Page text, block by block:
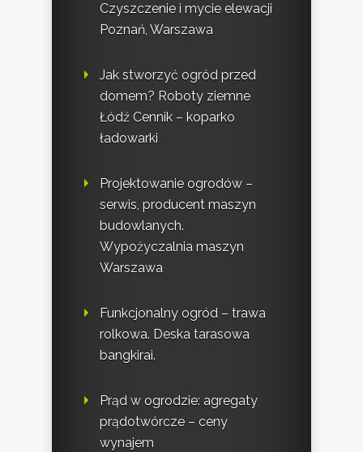
Czyszczenie i mycie elewacji
Poznań, Warszawa
Jak stworzyć ogród przed
domem? Roboty ziemne
Łódź Cennik – koparko
ładowarki
Projektowanie ogrodów –
serwis, producent maszyn
budowlanych.
Wypożyczalnia maszyn
Warszawa
Funkcjonalny ogród – trawa
rolkowa. Deska tarasowa
bangkirai.
Prąd w ogrodzie: agregaty
prądotwórcze – ceny
wynajem